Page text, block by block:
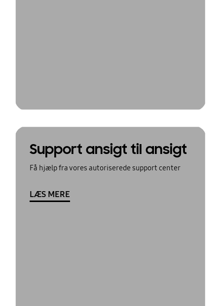
Support ansigt til ansigt
Få hjælp fra vores autoriserede support center
LÆS MERE